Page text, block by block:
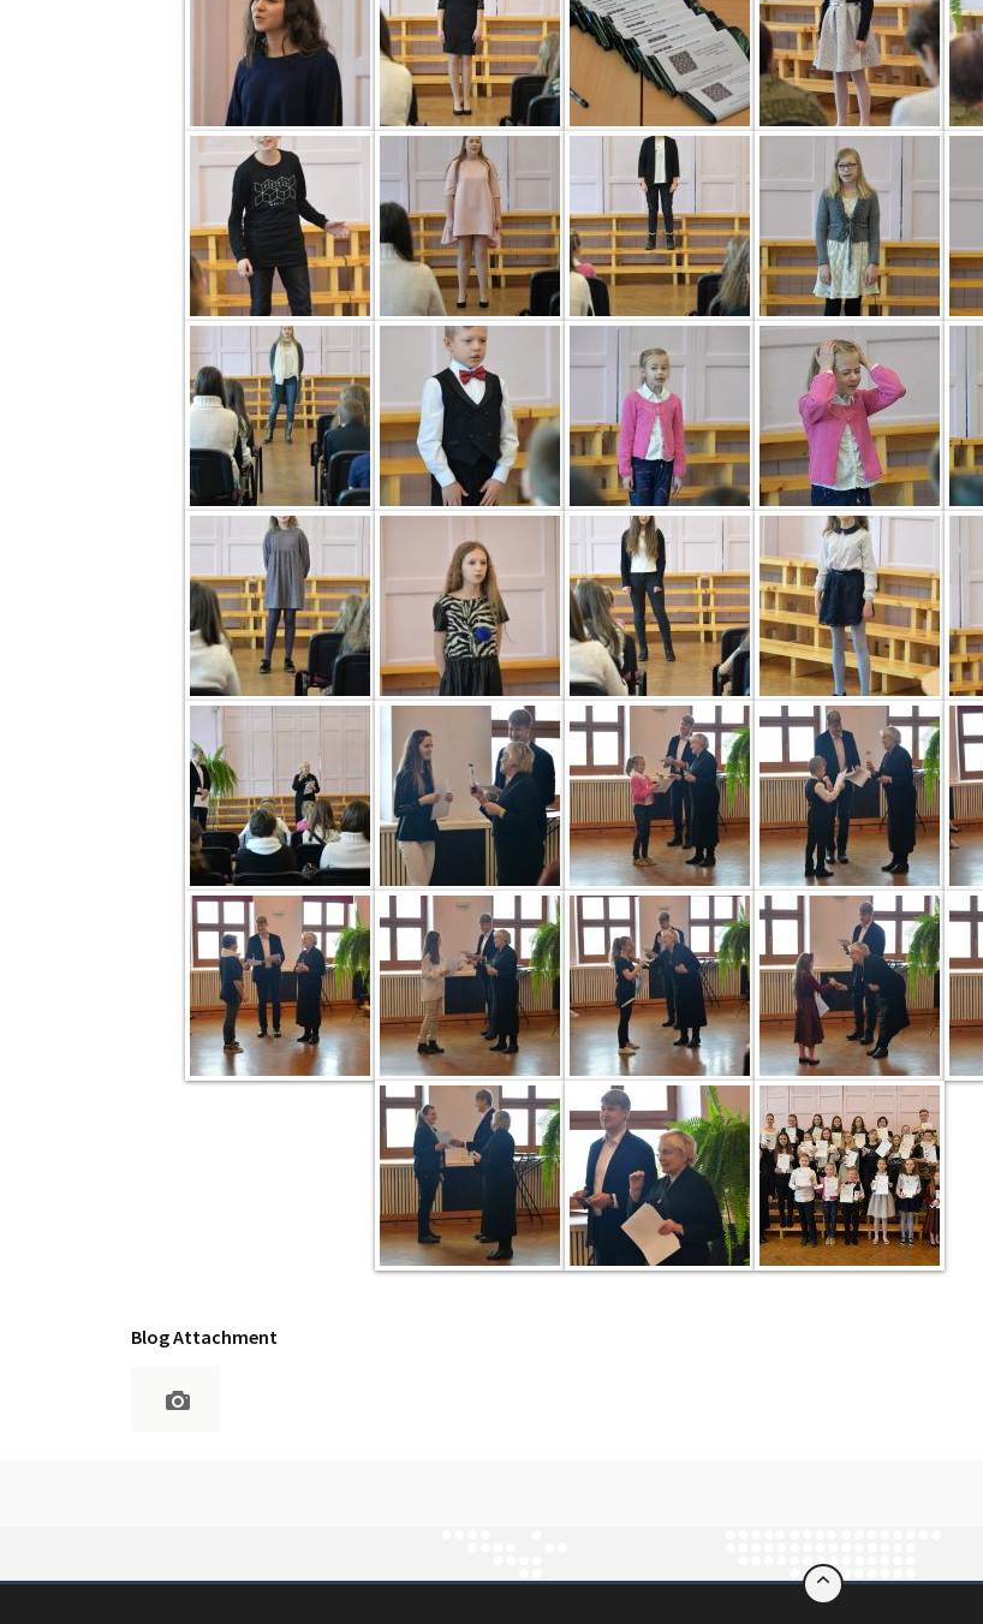
Blog Attachment